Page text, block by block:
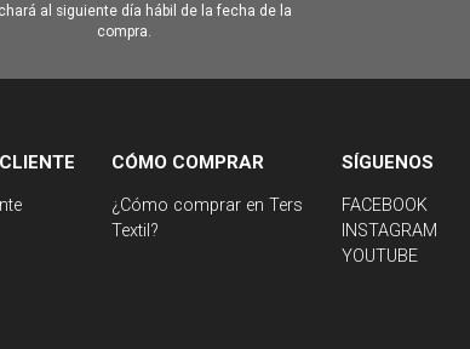
al siguiente día hábil de la fecha de la
compra.
CÓMO COMPRAR
¿Cómo comprar en Ters
Textil?
SÍGUENOS
FACEBOOK
INSTAGRAM
YOUTUBE